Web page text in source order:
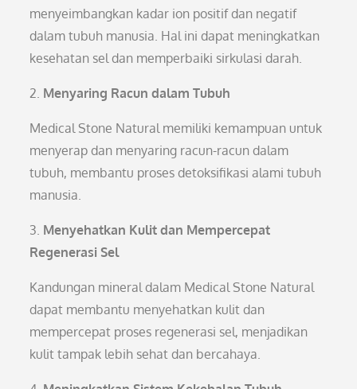
menyeimbangkan kadar ion positif dan negatif
dalam tubuh manusia. Hal ini dapat meningkatkan
kesehatan sel dan memperbaiki sirkulasi darah.
2. Menyaring Racun dalam Tubuh
Medical Stone Natural memiliki kemampuan untuk
menyerap dan menyaring racun-racun dalam
tubuh, membantu proses detoksifikasi alami tubuh
manusia.
3. Menyehatkan Kulit dan Mempercepat
Regenerasi Sel
Kandungan mineral dalam Medical Stone Natural
dapat membantu menyehatkan kulit dan
mempercepat proses regenerasi sel, menjadikan
kulit tampak lebih sehat dan bercahaya.